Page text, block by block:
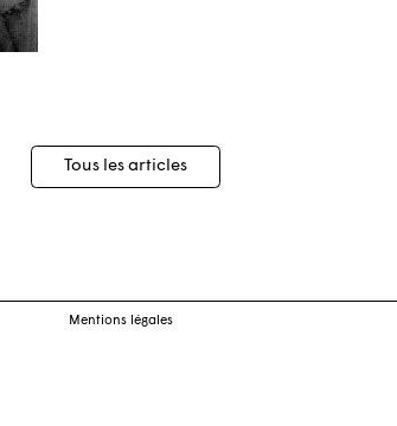
Tous les articles
Mentions légales